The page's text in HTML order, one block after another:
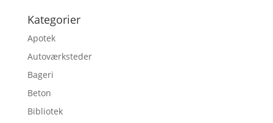
Kategorier
Apotek
Autoværksteder
Bageri
Beton
Bibliotek